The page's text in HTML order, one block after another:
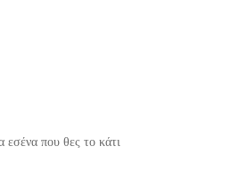
εσένα που θες το κάτι